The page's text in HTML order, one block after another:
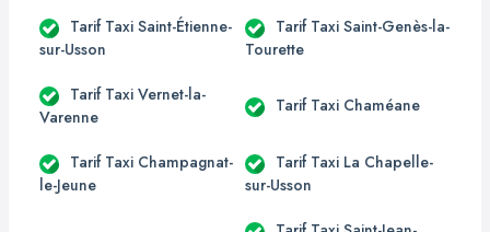
Tarif Taxi Saint-Étienne-
sur-Usson
Tarif Taxi Saint-Genès-la-
Tourette
Tarif Taxi Vernet-la-
Varenne
Tarif Taxi Chaméane
Tarif Taxi Champagnat-
le-Jeune
Tarif Taxi La Chapelle-
sur-Usson